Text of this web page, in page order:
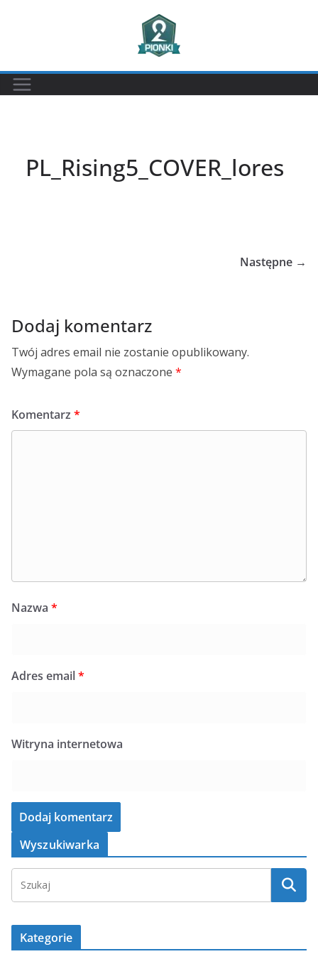
PL_Rising5_COVER_lores
Następne →
Dodaj komentarz
Twój adres email nie zostanie opublikowany.
Wymagane pola są oznaczone *
Komentarz *
Nazwa *
Adres email*
Witryna internetowa
Wyszukiwarka
Kategorie